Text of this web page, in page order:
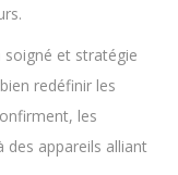
soigné et stratégie
redéfinir les
les
des appareils alliant